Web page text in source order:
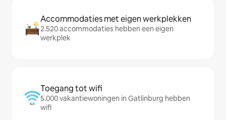
Accommodaties met eigen werkplekken
2.520 accommodaties hebben een eigen
werkplek
Toegang tot wifi
5.000 vakantiewoningen in Gatlinburg hebben
wifi